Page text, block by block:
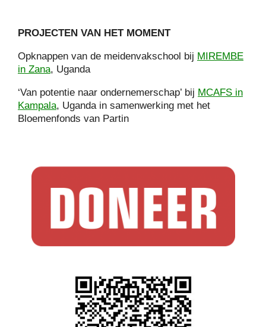
PROJECTEN VAN HET MOMENT
Opknappen van de meidenvakschool bij MIREMBE
in Zana, Uganda
‘Van potentie naar ondernemerschap’ bij MCAFS in
Kampala, Uganda in samenwerking met het
Bloemenfonds van Partin